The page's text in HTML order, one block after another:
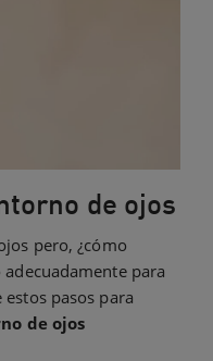
de ojos
pero, ¿cómo
para
pasos para
de ojos